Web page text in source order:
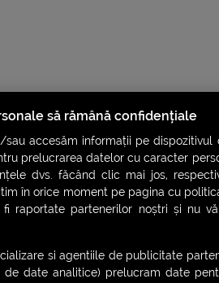
să rămână confidențiale
sau accesăm informații pe dispozitivul
prelucrarea datelor cu caracter
dvs. făcând clic mai jos,
în orice moment pe pagina cu
raportate partenerilor noștri și nu
si agentiile de publicitate
date analitice) prelucram date